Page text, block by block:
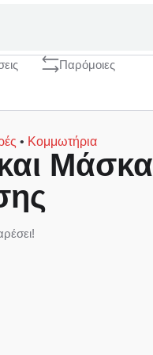
Παρόμοιες
• Κομμωτήρια
Μάσκα